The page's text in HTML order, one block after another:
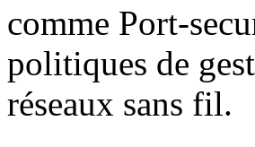
comme Port-
politiques de
réseaux sans fil.